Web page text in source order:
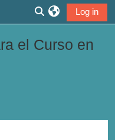
Toggle search
Log in
el Curso en